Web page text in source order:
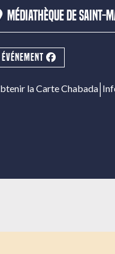
Médiathèque de Saint-
ÉVÉNEMENT
la Carte Chabada|